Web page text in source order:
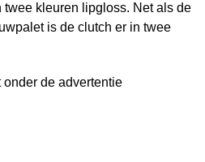
kleuren lipgloss. Net als de
is de clutch er in twee
de advertentie